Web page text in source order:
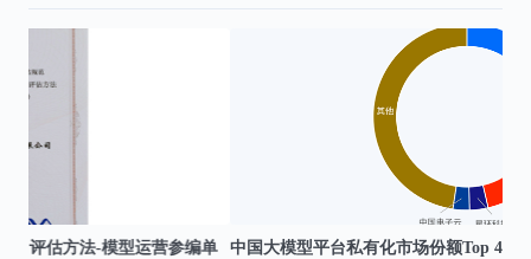
中国大模型平台私有化市场份额Top 4